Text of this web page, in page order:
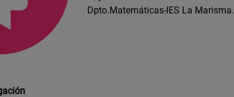
Dpto.Matemáticas-IES La Marisma.